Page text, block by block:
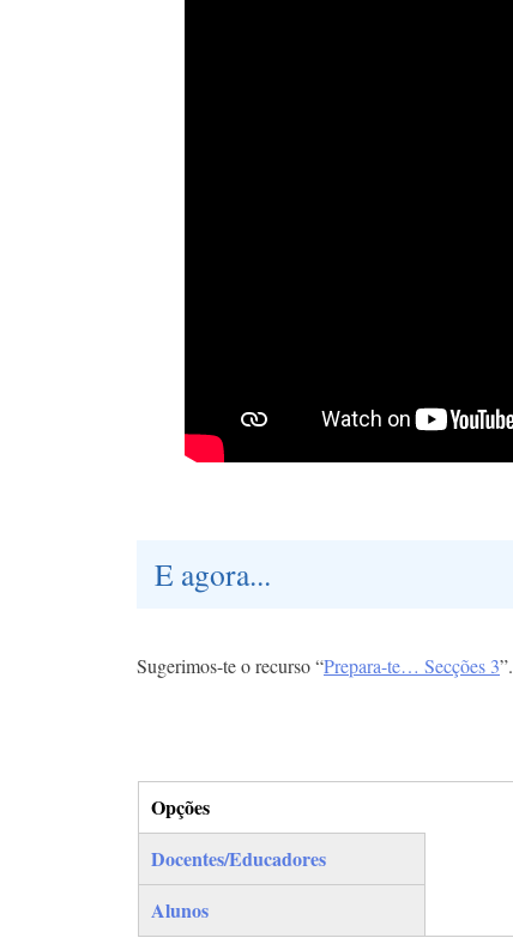
E agora...
Sugerimos-te o recurso “Prepara-te… Secções 3”.
Opções
(separador ativo)
Docentes/Educadores
Alunos